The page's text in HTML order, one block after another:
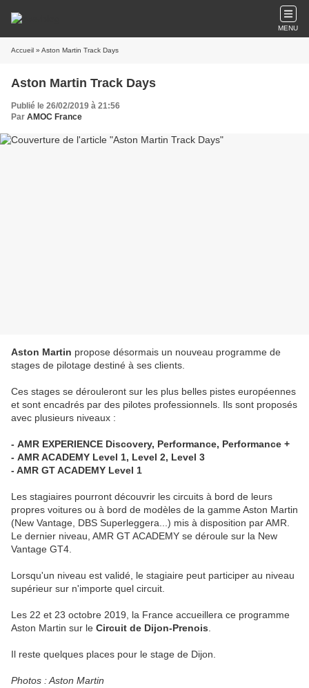
MENU
Accueil » Aston Martin Track Days
Aston Martin Track Days
Publié le 26/02/2019 à 21:56
Par AMOC France
Aston Martin propose désormais un nouveau programme de
stages de pilotage destiné à ses clients.
Ces stages se dérouleront sur les plus belles pistes européennes
et sont encadrés par des pilotes professionnels. Ils sont proposés
avec plusieurs niveaux :
- AMR EXPERIENCE Discovery, Performance, Performance +
- AMR ACADEMY Level 1, Level 2, Level 3
- AMR GT ACADEMY Level 1
Les stagiaires pourront découvrir les circuits à bord de leurs
propres voitures ou à bord de modèles de la gamme Aston Martin
(New Vantage, DBS Superleggera...) mis à disposition par AMR.
Le dernier niveau, AMR GT ACADEMY se déroule sur la New
Vantage GT4.
Lorsqu'un niveau est validé, le stagiaire peut participer au niveau
supérieur sur n'importe quel circuit.
Les 22 et 23 octobre 2019, la France accueillera ce programme
Aston Martin sur le Circuit de Dijon-Prenois
Il reste quelques places pour le stage de Dijon.
Photos : Aston Martin